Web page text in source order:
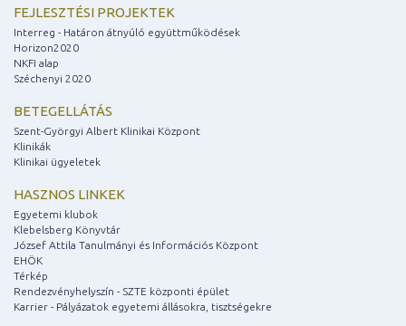
FEJLESZTÉSI PROJEKTEK
Interreg - Határon átnyúló együttműködések
Horizon2020
NKFI alap
Széchenyi 2020
BETEGELLÁTÁS
Szent-Györgyi Albert Klinikai Központ
Klinikák
Klinikai ügyeletek
HASZNOS LINKEK
Egyetemi klubok
Klebelsberg Könyvtár
József Attila Tanulmányi és Információs Központ
EHÖK
Térkép
Rendezvényhelyszín - SZTE központi épület
Karrier - Pályázatok egyetemi állásokra, tisztségekre